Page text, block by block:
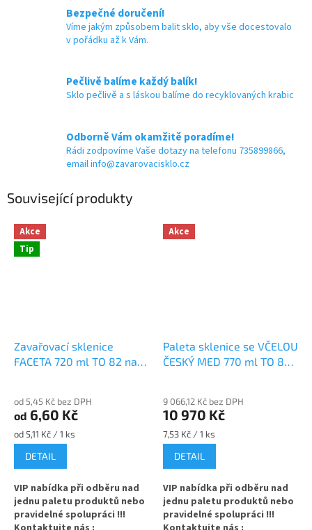
Bezpečné doručení!
Víme jakým způsobem balit sklo, aby vše docestovalo
v pořádku až k Vám.
Pečlivě balíme každý balík!
Sklo pečlivě a s láskou balíme do recyklovaných krabic
Odborně Vám okamžitě poradíme!
Rádi zodpovíme Vaše dotazy na telefonu 735899866,
email info@zavarovacisklo.cz
Související produkty
Akce
Tip
Zavařovací sklenice
FACETA 720 ml TO 82 na
od 5,45 Kč bez DPH
od 6,60 Kč
Měrná
cena:
od 5,11 Kč / 1 ks
DETAIL
VIP nabídka při odběru nad
jednu paletu produktů nebo
pravidelné spolupráci !!!
Akce
Paleta sklenice se VČELOU
ČESKÝ MED 770 ml TO 82
9 066,12 Kč bez DPH
10 970 Kč
Měrná
cena:
7,53 Kč / 1 ks
DETAIL
VIP nabídka při odběru nad
jednu paletu produktů nebo
pravidelné spolupráci !!!